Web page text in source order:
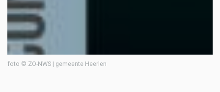
foto © ZO-NWS | gemeente Heerlen